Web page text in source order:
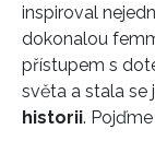
inspiroval
dokonalou
přístupem s
světa a stala se
historii.